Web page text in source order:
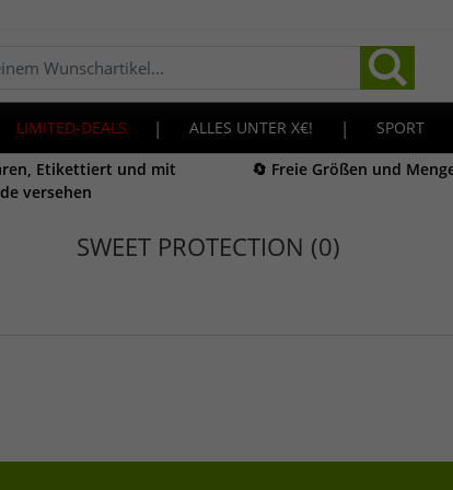
LIMITED-DEALS | ALLES UNTER X€! | SPORT
Etikettiert und mit
versehen
🔄 Freie Größen und
SWEET PROTECTION (0)